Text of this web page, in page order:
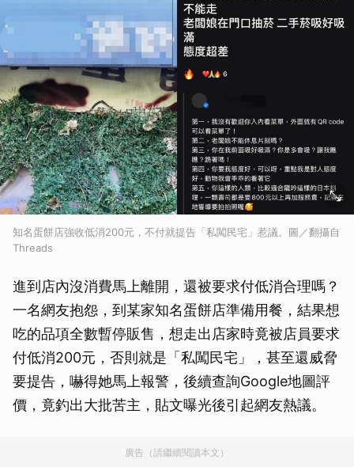
知名蛋餅店強收低消200元，不付就提告「私闖民宅」惹議。圖／翻攝自
Threads
進到店內沒消費馬上離開，還被要求付低消合理嗎？
一名網友抱怨，到某家知名蛋餅店準備用餐，結果想
吃的品項全數暫停販售，想走出店家時竟被店員要求
付低消200元，否則就是「私闖民宅」，甚至還威脅
要提告，嚇得她馬上報警，後續查詢Google地圖評
價，竟釣出大批苦主，貼文曝光後引起網友熱議。
廣告（請繼續閱讀本文）